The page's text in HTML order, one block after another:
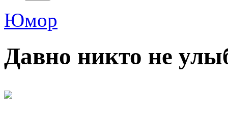
Юмор
Давно никто не